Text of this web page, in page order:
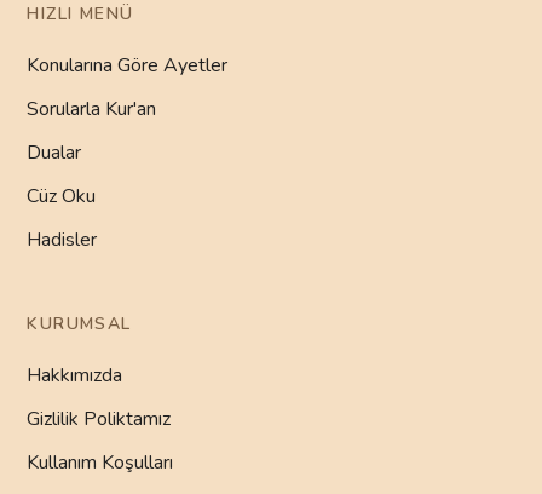
HIZLI MENÜ
Konularına Göre Ayetler
Sorularla Kur'an
Dualar
Cüz Oku
Hadisler
KURUMSAL
Hakkımızda
Gizlilik Poliktamız
Kullanım Koşulları